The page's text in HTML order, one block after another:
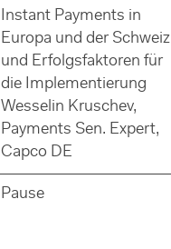
Instant Payments in
Europa und der Schweiz
und Erfolgsfaktoren für
die Implementierung
Wesselin Kruschev,
Payments Sen. Expert,
Capco DE
Pause